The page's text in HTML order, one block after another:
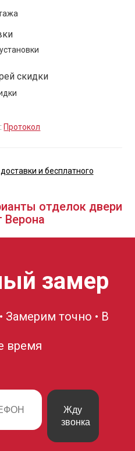
Протокол
и бесплатного
отделок двери
Верона
замер
Замерим точно • В
время
Жду
звонка